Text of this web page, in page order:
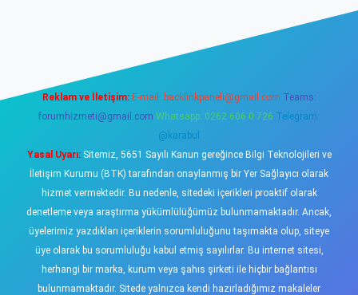
Reklam ve İletişim: E-mail: backlinkpaneli@gmail.com Teams:
forumhizmeti@gmail.com Whatsapp: 0262 606 0 726 Telegram:
@karabul
Yasal Uyarı:Sitemiz, 5651 Sayılı Kanun gereğince Bilgi Teknolojileri ve
İletişim Kurumu (BTK) tarafından onaylanmış bir Yer Sağlayıcı olarak
hizmet vermektedir. Bu nedenle, sitedeki içerikleri proaktif olarak
denetleme veya araştırma yükümlülüğümüz bulunmamaktadır. Ancak,
üyelerimiz yazdıkları içeriklerin sorumluluğunu taşımakta olup, siteye
üye olarak bu sorumluluğu kabul etmiş sayılırlar. Bu internet sitesi,
herhangi bir marka, kurum veya şahıs şirketi ile hiçbir bağlantısı
bulunmamaktadır. Sitede yalnızca kendi hazırladığımız makaleler